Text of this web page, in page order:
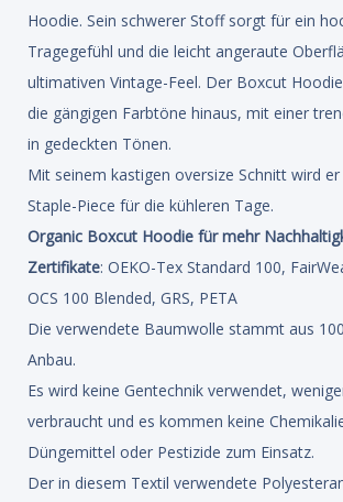
Hoodie. Sein schwerer Stoff sorgt für ein
Tragegefühl und die leicht angeraute
ultimativen Vintage-Feel. Der Boxcut
die gängigen Farbtöne hinaus, mit einer
in gedeckten Tönen.
Mit seinem kastigen oversize Schnitt wird er
Staple-Piece für die kühleren Tage.
Organic Boxcut Hoodie für mehr
Zertifikate: OEKO-Tex Standard 100,
OCS 100 Blended, GRS, PETA
Die verwendete Baumwolle stammt aus
Anbau.
Es wird keine Gentechnik verwendet,
verbraucht und es kommen keine
Düngemittel oder Pestizide zum Einsatz.
Der in diesem Textil verwendete